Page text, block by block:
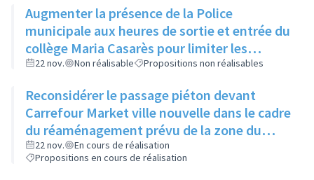
Augmenter la présence de la Police
municipale aux heures de sortie et entrée du
collège Maria Casarès pour limiter les
incivilités
22 nov. Non réalisable Propositions non réalisables
Reconsidérer le passage piéton devant
Carrefour Market ville nouvelle dans le cadre
du réaménagement prévu de la zone du
Bottet
22 nov.
En cours de réalisation
Propositions en cours de réalisation